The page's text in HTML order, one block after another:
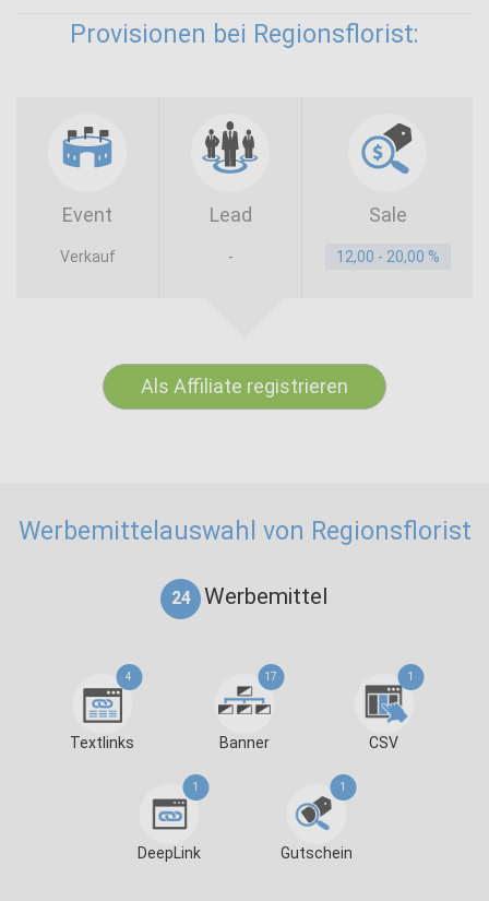
Provisionen bei Regionsflorist:
Event Lead Sale
Verkauf - 12,00 - 20,00 %
Als Affiliate registrieren
Werbemittelauswahl von Regionsflorist
24 Werbemittel
4
Textlinks
17
Banner
1
CSV
1
DeepLink
1
Gutschein